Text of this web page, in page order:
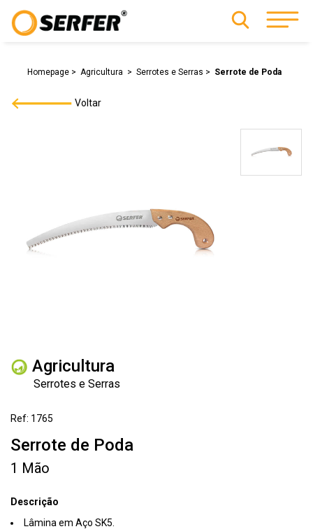
Homepage Agricultura Serrotes e Serras Serrote de Poda
Voltar
Agricultura
Serrotes e Serras
Ref: 1765
Serrote de Poda
1 Mão
Descrição
Lâmina em Aço SK5.